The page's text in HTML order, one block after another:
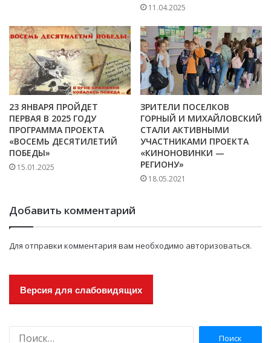
11.04.2025
23 ЯНВАРЯ ПРОЙДЕТ
ПЕРВАЯ В 2025 ГОДУ
ПРОГРАММА ПРОЕКТА
«ВОСЕМЬ ДЕСЯТИЛЕТИЙ
ПОБЕДЫ»
15.01.2025
ЗРИТЕЛИ ПОСЕЛКОВ
ГОРНЫЙ И МИХАЙЛОВСКИЙ
СТАЛИ АКТИВНЫМИ
УЧАСТНИКАМИ ПРОЕКТА
«КИНОНОВИНКИ —
РЕГИОНУ»
18.05.2021
Добавить комментарий
Для отправки комментария вам необходимо авторизоваться.
Версия для слабовидящих